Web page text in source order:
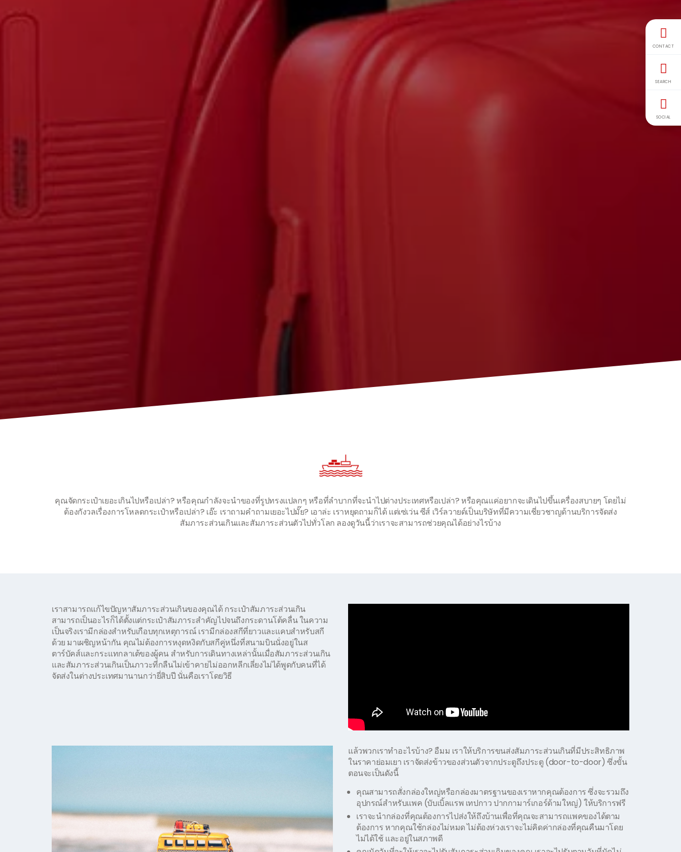
คุณจัดกระเป๋าเยอะเกินไปหรือเปล่า? หรือคุณกำลังจะนำของที่รูปทรงแปลกๆ หรือที่ลำบากที่จะนำไปต่างประเทศหรือเปล่า? หรือคุณแค่อยากจะเดินไปขึ้นเครื่องสบายๆ โดยไม่
ต้องกังวลเรื่องการโหลดกระเป๋าหรือเปล่า? เอ๊ะ เราถามคำถามเยอะไปมั๊ย? เอาล่ะ เราหยุดถามก็ได้ แต่เซ่เว่น ซีส์ เวิร์ลวายด์เป็นบริษัทที่มีความเชี่ยวชาญด้านบริการจัดส่ง
สัมภาระส่วนเกินและสัมภาระส่วนตัวไปทั่วโลก ลองดูวันนี้ว่าเราจะสามารถช่วยคุณได้อย่างไรบ้าง
เราสามารถแก้ไขปัญหาสัมภาระส่วนเกินของคุณได้ กระเป๋าสัมภาระส่วนเกิน
สามารถเป็นอะไรก็ได้ตั้งแต่กระเป๋าสัมภาระสำคัญไปจนถึงกระดานโต้คลื่น ในความ
เป็นจริงเรามีกล่องสำหรับเกือบทุกเหตุการณ์ เรามีกล่องสกีที่ยาวและแคบสำหรับสกี
ด้วย มาเผชิญหน้ากัน คุณไม่ต้องการหงุดหงิดกับสกีคู่หนึ่งที่สนามบินนั่งอยู่ในส
ตาร์บัคส์และกระแทกลาเต้ของผู้คน สำหรับการเดินทางเหล่านั้นเมื่อสัมภาระส่วนเกิน
และสัมภาระส่วนเกินเป็นภาวะที่กลืนไม่เข้าคายไม่ออกหลีกเลี่ยงไม่ได้พูดกับคนที่ได้
จัดส่งในต่างประเทศมานานกว่ายี่สิบปี นั่นคือเราโดยวิธี
แล้วพวกเราทำอะไรบ้าง? อืมม เราให้บริการขนส่งสัมภาระส่วนเกินที่มีประสิทธิภาพ
ในราคาย่อมเยา เราจัดส่งข้าวของส่วนตัวจากประตูถึงประตู (door-to-door) ซึ่งขั้น
ตอนจะเป็นดังนี้
คุณสามารถสั่งกล่องใหญ่หรือกล่องมาตรฐานของเราหากคุณต้องการ ซึ่งจะรวมถึง
อุปกรณ์สำหรับแพค (บับเบิ้ลแรพ เทปกาว ปากกามาร์เกอร์ด้ามใหญ่) ให้บริการฟรี
เราจะนำกล่องที่คุณต้องการไปส่งให้ถึงบ้านเพื่อที่คุณจะสามารถแพคของได้ตาม
ต้องการ หากคุณใช้กล่องไม่หมด ไม่ต้องห่วงเราจะไม่คิดค่ากล่องที่คุณคืนมาโดย
ไม่ได้ใช้ และอยู่ในสภาพดี
CONTACT
SEARCH
SOCIAL